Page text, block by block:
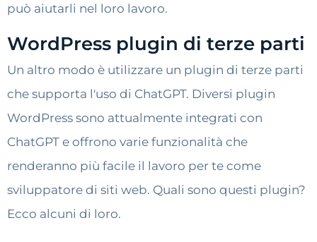
può aiutarli nel loro lavoro.
WordPress plugin di terze parti
Un altro modo è utilizzare un plugin di terze parti
che supporta l'uso di ChatGPT. Diversi plugin
WordPress sono attualmente integrati con
ChatGPT e offrono varie funzionalità che
renderanno più facile il lavoro per te come
sviluppatore di siti web. Quali sono questi plugin?
Ecco alcuni di loro.